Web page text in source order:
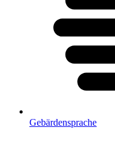
Gebärdensprache